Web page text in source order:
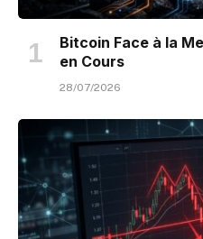
Bitcoin Face à la
en Cours
28/07/2026